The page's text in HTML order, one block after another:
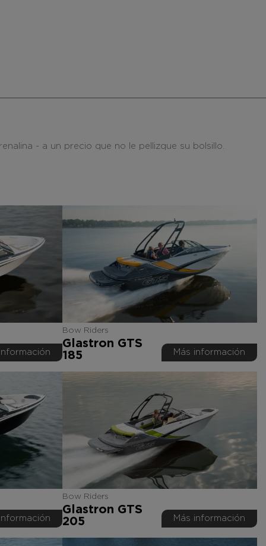
- a un precio que no le pellizque su bolsillo.
Bow Riders
Glastron GTS
185
Más información
Bow Riders
Glastron GTS
205
Más información